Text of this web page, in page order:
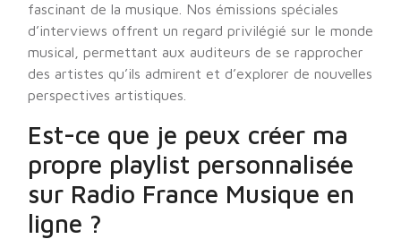
fascinant de la musique. Nos émissions spéciales
d’interviews offrent un regard privilégié sur le monde
musical, permettant aux auditeurs de se rapprocher
des artistes qu’ils admirent et d’explorer de nouvelles
perspectives artistiques.
Est-ce que je peux créer ma
propre playlist personnalisée
sur Radio France Musique en
ligne ?